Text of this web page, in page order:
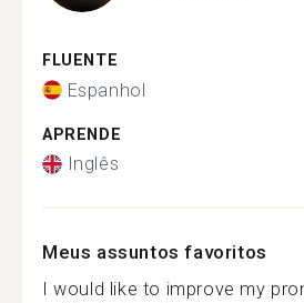
FLUENTE
Espanhol
APRENDE
Inglês
Meus assuntos favoritos
I would like to improve my